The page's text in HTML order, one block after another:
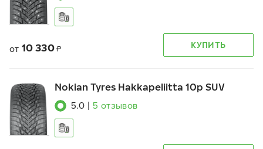
от 10 330 ₽ КУПИТЬ
Nokian Tyres Hakkapeliitta 10p SUV
5.0 5 отзывов